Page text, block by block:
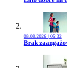
08.08.2026 | 05:32
Przejdź do
Brak